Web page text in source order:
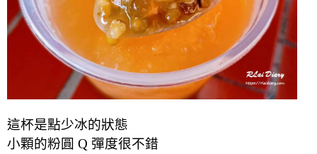
這杯是點少冰的狀態
小顆的粉圓 Q 彈度很不錯